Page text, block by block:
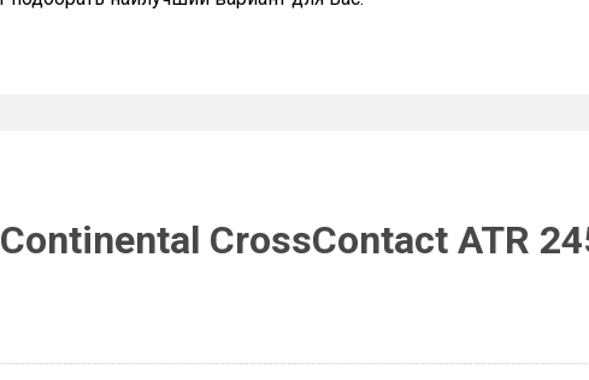
CrossContact ATR